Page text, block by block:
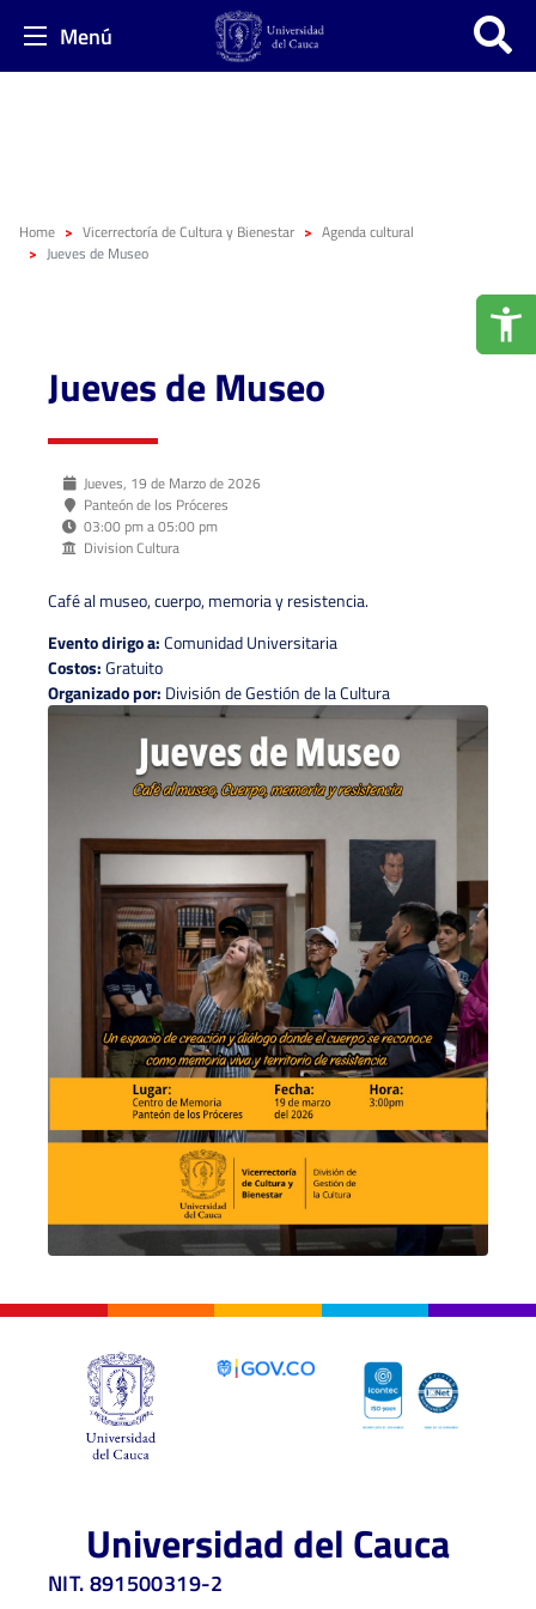
Menú
Home Vicerrectoría de Cultura y Bienestar
Agenda cultural
Jueves de Museo
Jueves de Museo
Jueves, 19 de Marzo de 2026
Panteón de los Próceres
03:00 pm a 05:00 pm
Division Cultura
Café al museo, cuerpo, memoria y resistencia.
Evento dirigo a:Comunidad Universitaria
Costos:Gratuito
Organizado por: División de Gestión de la Cultura
Universidad del Cauca
NIT. 891500319-2